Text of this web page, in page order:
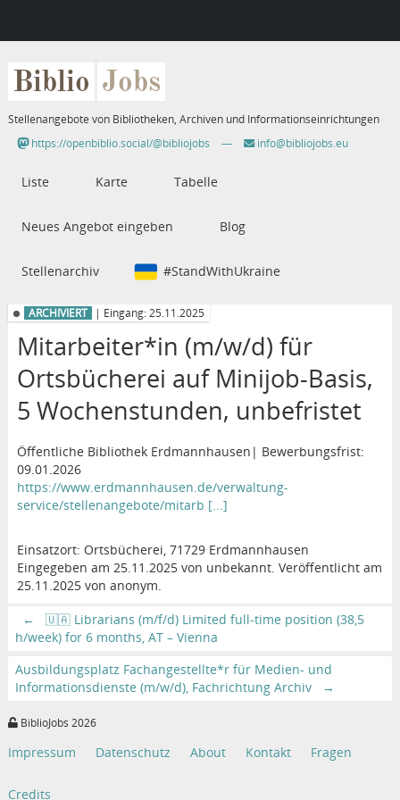
Biblio Jobs
Stellenangebote von Bibliotheken, Archiven und Informationseinrichtungen
https://openbiblio.social/@bibliojobs
— info@bibliojobs.eu
Liste Karte Tabelle
Neues Angebot eingeben Blog
Stellenarchiv #StandWithUkraine
ARCHIVIERT | Eingang: 25.11.2025
Mitarbeiter*in (m/w/d) für
Ortsbücherei auf Minijob-Basis,
5 Wochenstunden, unbefristet
Öffentliche Bibliothek Erdmannhausen| Bewerbungsfrist:
09.01.2026
https://www.erdmannhausen.de/verwaltung-
service/stellenangebote/mitarb [...]
Einsatzort: Ortsbücherei, 71729 Erdmannhausen
Eingegeben am 25.11.2025 von unbekannt. Veröffentlicht am
25.11.2025 von anonym.
←
🇺🇦 Librarians (m/f/d) Limited full-time position (38,5
h/week) for 6 months, AT – Vienna
Ausbildungsplatz Fachangestellte*r für Medien- und
Informationsdienste (m/w/d), Fachrichtung Archiv
→
BiblioJobs 2026
Impressum Datenschutz About Kontakt Fragen
Credits